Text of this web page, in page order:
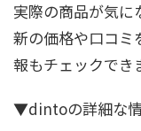
実際の商品が気
新の価格や口コミ
報もチェックでき
▼dintoの詳細な